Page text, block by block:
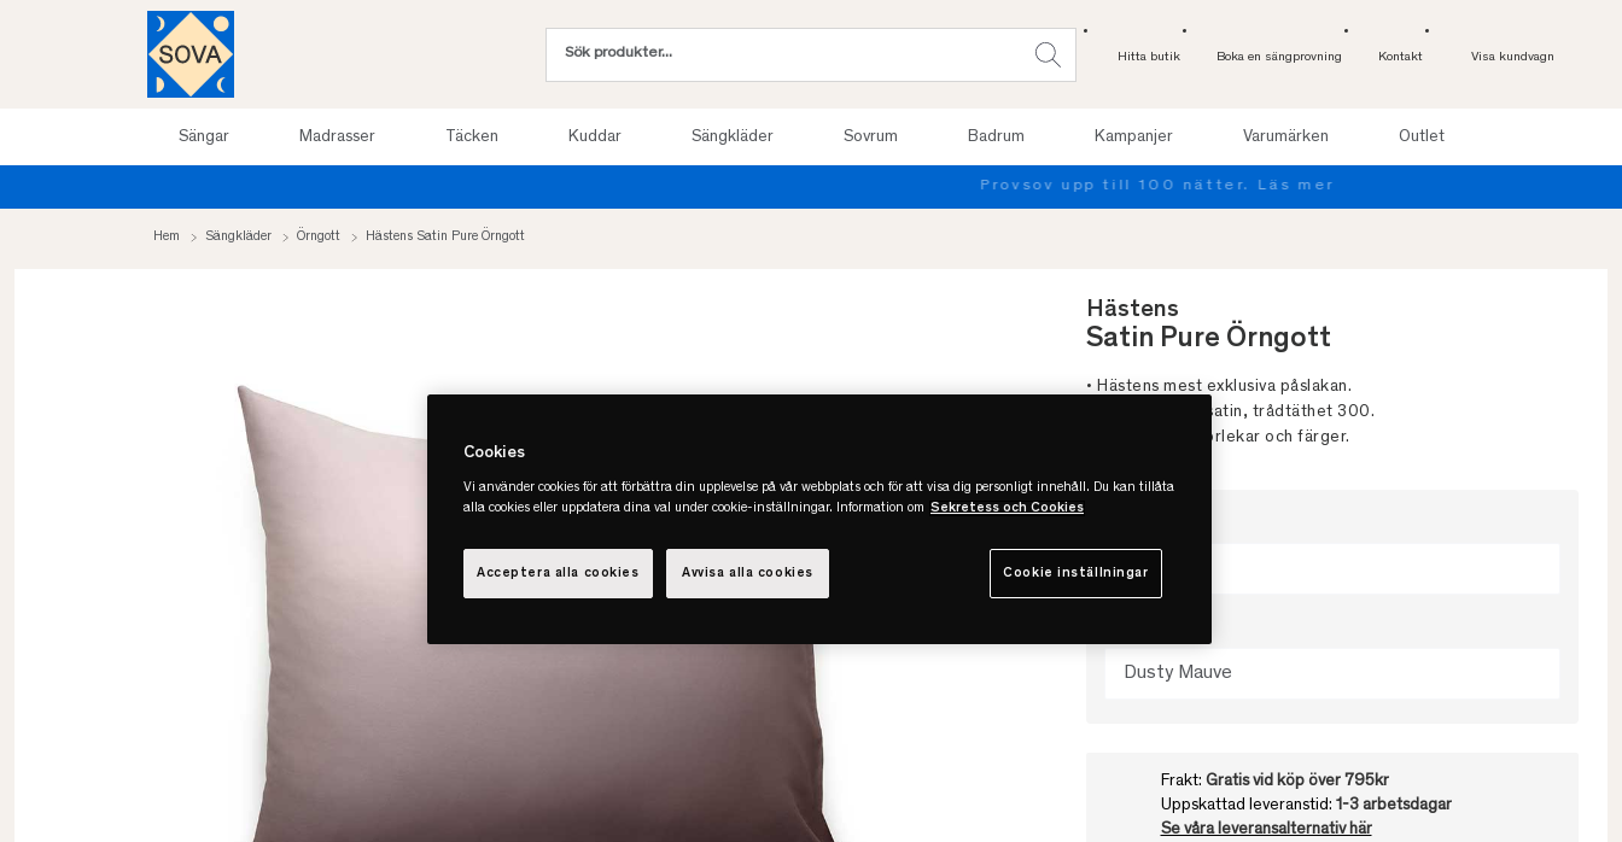
Hitta butik Boka en sängprovning Kontakt Visa kundvagn
Sängar Madrasser Täcken Kuddar Sängkläder Sovrum Badrum Kampanjer Varumärken Outlet
Provsov upp till 100 nätter. Läs mer
Hem Sängkläder Örngott Hästens Satin Pure Örngott
Hästens
Satin Pure Örngott
• Hästens mest exklusiva påslakan.
• 100% bomullssatin, trådtäthet 300.
• Finns i flera storlekar och färger.
50x60
Dusty Mauve
Frakt: Gratis vid köp över 795kr
Uppskattad leveranstid: 1-3 arbetsdagar
Se våra leveransalternativ här
Cookies
Vi använder cookies för att förbättra din upplevelse på vår webbplats och för att visa dig personligt innehåll. Du kan tillåta
alla cookies eller uppdatera dina val under cookie-inställningar. Information om Sekretess och Cookies
Cookie inställningar
Avvisa alla cookies
Acceptera alla cookies